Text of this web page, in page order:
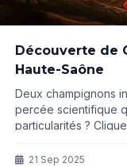
Découverte de
Haute-Saône
Deux champignons
percée scientifique
particularités ?
21 Sep 2025